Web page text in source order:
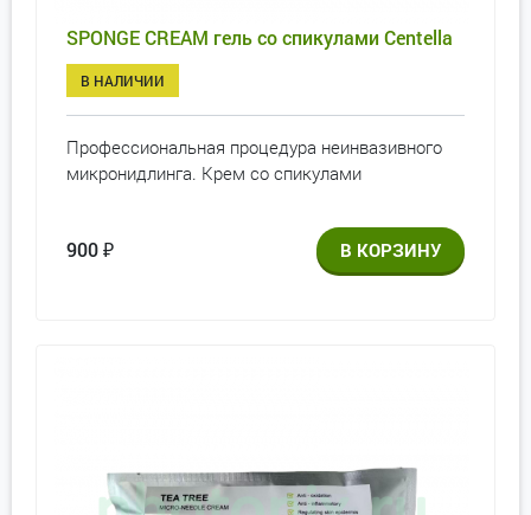
SPONGE CREAM гель со спикулами Centella
В НАЛИЧИИ
Профессиональная процедура неинвазивного
микронидлинга. Крем со спикулами
900 ₽